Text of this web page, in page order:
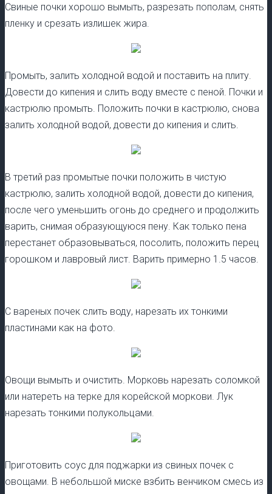
Свиные почки хорошо вымыть, разрезать пополам, снять
пленку и срезать излишек жира.
Промыть, залить холодной водой и поставить на плиту.
Довести до кипения и слить воду вместе с пеной. Почки и
кастрюлю промыть. Положить почки в кастрюлю, снова
залить холодной водой, довести до кипения и слить.
В третий раз промытые почки положить в чистую
кастрюлю, залить холодной водой, довести до кипения,
после чего уменьшить огонь до среднего и продолжить
варить, снимая образующуюся пену. Как только пена
перестанет образовываться, посолить, положить перец
горошком и лавровый лист. Варить примерно 1.5 часов.
С вареных почек слить воду, нарезать их тонкими
пластинами как на фото.
Овощи вымыть и очистить. Морковь нарезать соломкой
или натереть на терке для корейской моркови. Лук
нарезать тонкими полукольцами.
Приготовить соус для поджарки из свиных почек с
овощами. В небольшой миске взбить венчиком смесь из